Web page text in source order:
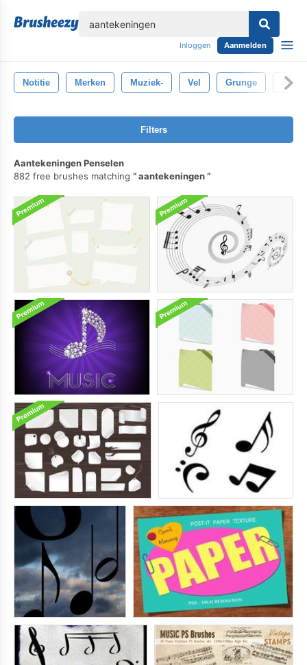
Inloggen Aanmelden
Notitie Merken Muziek- Vel Grunge
Filters
Aantekeningen Penselen
882 free brushes matching
aantekeningen